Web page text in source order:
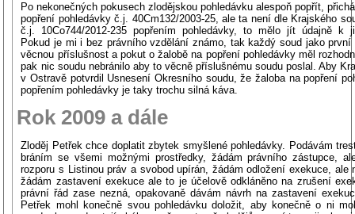
Po nekonečných pokusech zlodějskou pohledávku alespoň popřít,
popření pohledávky č.j. 40Cm132/2003-25, ale ta není dle Krajského
č.j. 10Co744/2012-235 popřením pohledávky, to mělo jít údajně k
Pokud je mi i bez právního vzdělání známo, tak každý soud jako první
věcnou příslušnost a pokut o žalobě na popření pohledávky měl
pak nic soudu nebránilo aby to věcně příslušnému soudu poslal. Aby
v Ostravě potvrdil Usnesení Okresního soudu, že žaloba na popření
popřením pohledávky je taky trochu silná káva.
Rok 2009 a dále
Zloděj Petřek chce doplatit zbytek smyšlené pohledávky. Podávám
bráním se všemi možnými prostředky, žádám právního zástupce,
rozporu s Listinou práv a svobod upírán, žádám odložení exekuce, ale
žádám zastavení exekuce ale to je účelově odkláněno na zrušení
právní řád zase nezná, opakovaně dávám návrh na zastavení
Petřek mohl konečně svou pohledávku doložit, aby konečně o ni